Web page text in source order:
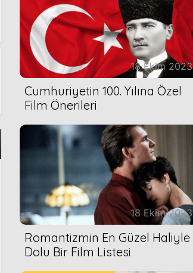
18 Ekim 2023
Cumhuriyetin 100. Yılına Özel
Film Önerileri
18 Ekim 2023
Romantizmin En Güzel Haliyle
Dolu Bir Film Listesi